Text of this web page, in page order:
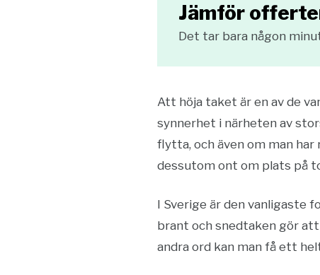
Jämför
Det tar bara någon
Att höja taket är en av de
synnerhet i närheten av
flytta, och även om man
dessutom ont om plats på
I Sverige är den vanligaste
brant och snedtaken gör
andra ord kan man få ett